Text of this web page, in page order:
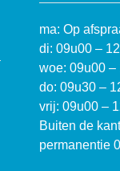
ma: Op
di: 09u00 –
woe: 09u00 –
do: 09u30 –
vrij: 09u00 –
Buiten de
permanentie